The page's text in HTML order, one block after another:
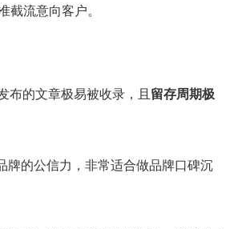
截流意向客户。
布的文章极易被收录，且 留存周期极
牌的公信力，非常适合做品牌口碑沉